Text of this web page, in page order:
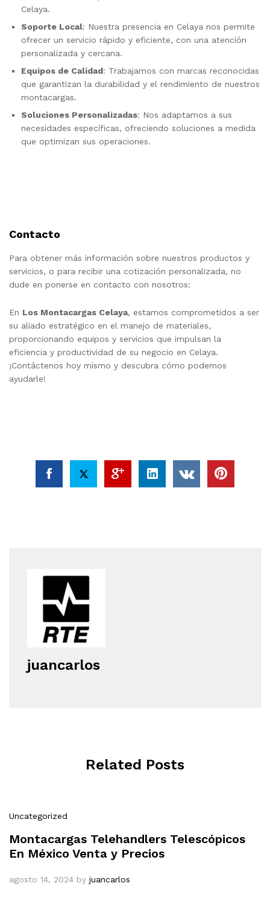
Celaya.
Soporte Local: Nuestra presencia en Celaya nos permite
ofrecer un servicio rápido y eficiente, con una atención
personalizada y cercana.
Equipos de Calidad: Trabajamos con marcas reconocidas
que garantizan la durabilidad y el rendimiento de nuestros
montacargas.
Soluciones Personalizadas: Nos adaptamos a sus
necesidades específicas, ofreciendo soluciones a medida
que optimizan sus operaciones.
Contacto
Para obtener más información sobre nuestros productos y
servicios, o para recibir una cotización personalizada, no
dude en ponerse en contacto con nosotros:
En Los Montacargas Celaya, estamos comprometidos a ser
su aliado estratégico en el manejo de materiales,
proporcionando equipos y servicios que impulsan la
eficiencia y productividad de su negocio en Celaya.
¡Contáctenos hoy mismo y descubra cómo podemos
ayudarle!
juancarlos
Related Posts
Uncategorized
Montacargas Telehandlers Telescópicos
En México Venta y Precios
agosto 14, 2024 by juancarlos